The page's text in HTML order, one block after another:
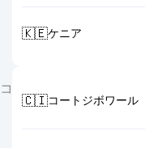
🇰🇪ケニア
コ
🇨🇮コートジボワール